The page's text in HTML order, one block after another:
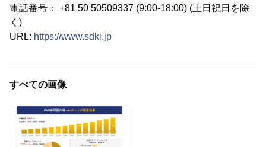
電話番号： +81 50 50509337 (9:00-18:00) (土日祝日を除
く)
URL: https://www.sdki.jp
すべての画像